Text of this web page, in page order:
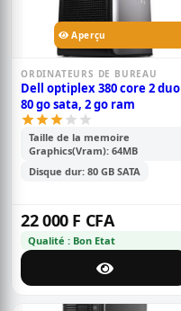
Aperçu
ORDINATEURS DE BUREAU
Dell optiplex 380 core 2 duo
80 go sata, 2 go ram
Taille de la memoire
Graphics(Vram): 64MB
Disque dur: 80 GB SATA
22 000 F CFA
Qualité : Bon Etat